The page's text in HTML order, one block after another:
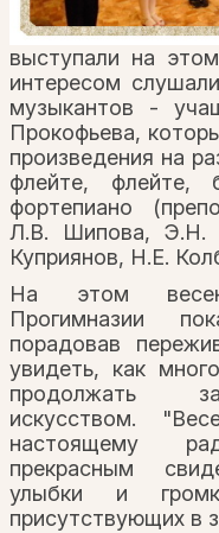
выступали на
интересом
музыкантов -
Прокофьева,
произведения на
флейте, флейте,
фортепиано
Л.В. Шипова, Э.Н.
Куприянов, Н.Е.
На этом
Прогимназии
порадовав
увидеть, как
продолжать
искусством.
настоящему
прекрасным
улыбки и
присутствующих в